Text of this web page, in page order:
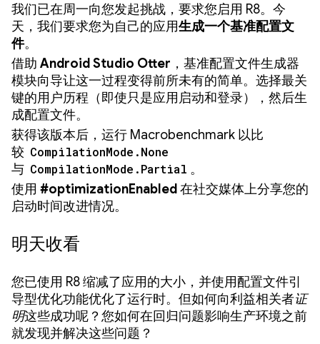
我们已在周一向您发起挑战，要求您启用 R8。今
天，我们要求您为自己的应用生成一个基准配置文
件。
借助 Android Studio Otter ，基准配置文件生成器
模块向导让这一过程变得前所未有的简单。选择最关
键的用户历程（即使只是应用启动和登录），然后生
成配置文件。
获得该版本后，运行 Macrobenchmark 以比
较 CompilationMode.None
与 CompilationMode.Partial 。
使用 #optimizationEnabled 在社交媒体上分享您的
启动时间改进情况。
明天收看
您已使用 R8 缩减了应用的大小，并使用配置文件引
导型优化功能优化了运行时。但如何向利益相关者证
明这些成功呢？您如何在回归问题影响生产环境之前
就发现并解决这些问题？